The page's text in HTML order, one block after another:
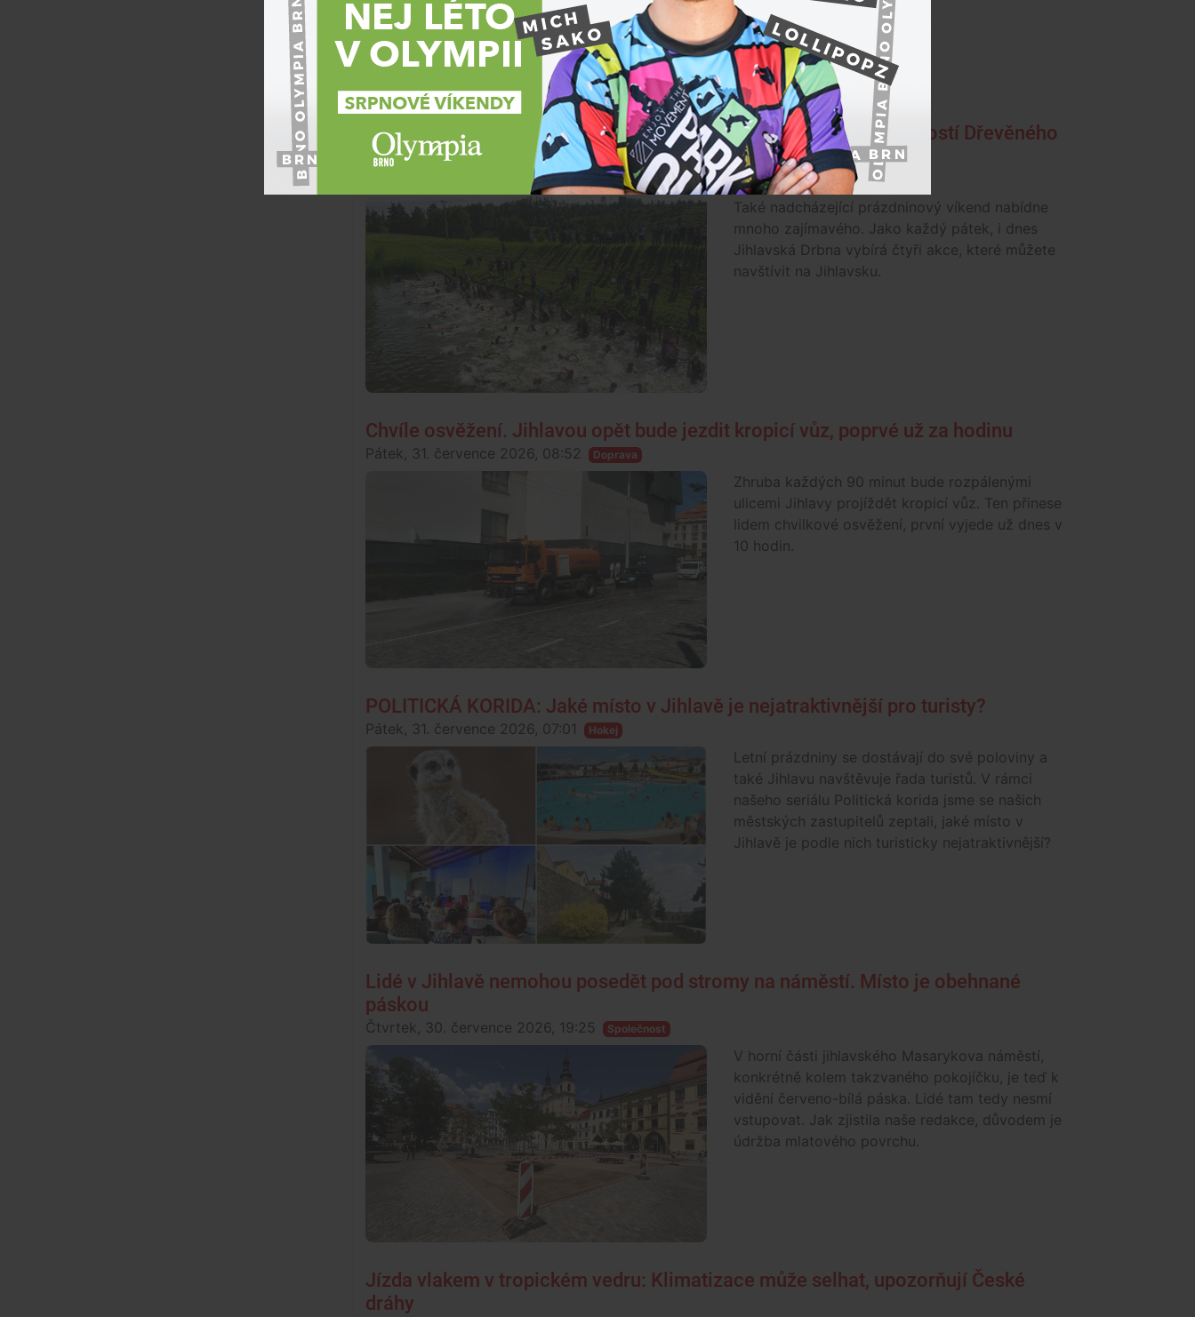
Premium
Tipy na víkend: Startují sedmnáctidenní Prázdniny v Telči. Luka hostí Dřevěného
muže
Pátek, 31. července 2026, 11:04
Také nadcházející prázdninový víkend nabídne
mnoho zajímavého. Jako každý pátek, i dnes
Jihlavská Drbna vybírá čtyři akce, které můžete
navštívit na Jihlavsku.
Chvíle osvěžení. Jihlavou opět bude jezdit kropicí vůz, poprvé už za hodinu
Pátek, 31. července 2026, 08:52 Doprava
Zhruba každých 90 minut bude rozpálenými
ulicemi Jihlavy projíždět kropicí vůz. Ten přinese
lidem chvilkové osvěžení, první vyjede už dnes v
10 hodin.
POLITICKÁ KORIDA: Jaké místo v Jihlavě je nejatraktivnější pro turisty?
Pátek, 31. července 2026, 07:01 Hokej
Letní prázdniny se dostávají do své poloviny a
také Jihlavu navštěvuje řada turistů. V rámci
našeho seriálu Politická korida jsme se našich
městských zastupitelů zeptali, jaké místo v
Jihlavě je podle nich turisticky nejatraktivnější?
Lidé v Jihlavě nemohou posedět pod stromy na náměstí. Místo je obehnané
páskou
Čtvrtek, 30. července 2026, 19:25 Společnost
V horní části jihlavského Masarykova náměstí,
konkrétně kolem takzvaného pokojíčku, je teď k
vidění červeno-bílá páska. Lidé tam tedy nesmí
vstupovat. Jak zjistila naše redakce, důvodem je
údržba mlatového povrchu.
Jízda vlakem v tropickém vedru: Klimatizace může selhat, upozorňují České
dráhy